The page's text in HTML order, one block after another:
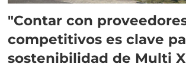
"Contar con
competitivos es clave
sostenibilidad de Multi